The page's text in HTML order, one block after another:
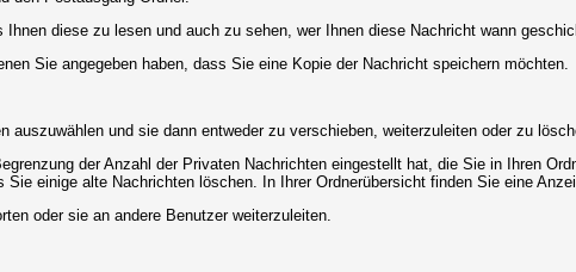
diese zu lesen und auch zu sehen, wer Ihnen diese Nachricht wann
Sie angegeben haben, dass Sie eine Kopie der Nachricht speichern möchten.
und sie dann entweder zu verschieben, weiterzuleiten oder zu
der Anzahl der Privaten Nachrichten eingestellt hat, die Sie in Ihren
einige alte Nachrichten löschen. In Ihrer Ordnerübersicht finden Sie eine
oder sie an andere Benutzer weiterzuleiten.